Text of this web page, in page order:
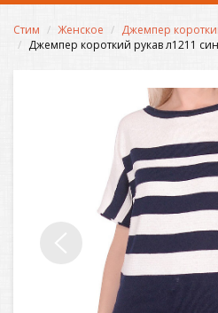
Стим Женское
Джемпер
Джемпер короткий рукав л1211